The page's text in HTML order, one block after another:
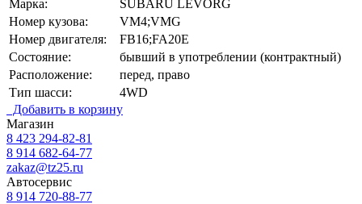
Марка:
SUBARU LEVORG
Номер кузова:
VM4;VMG
Номер двигателя:
FB16;FA20E
Состояние:
бывший в употреблении (контрактный)
Расположение:
перед, право
Тип шасси:
4WD
Добавить в корзину
Магазин
8 423 294-82-81
8 914 682-64-77
zakaz@tz25.ru
Автосервис
8 914 720-88-77